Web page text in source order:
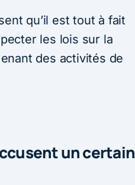
qu’il est tout à fait
les lois sur la
des activités de
un certain